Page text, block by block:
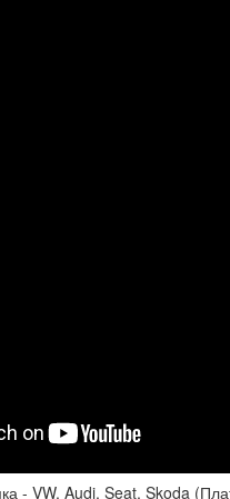
- VW, Audi, Seat, Skoda